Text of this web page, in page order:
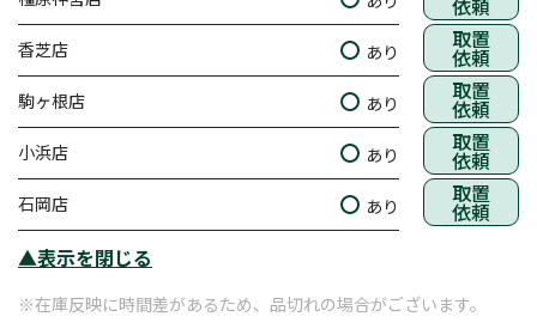
依頼
香芝店 あり 取置
依頼
駒ヶ根店 あり 取置
依頼
小浜店 あり 取置
依頼
石岡店 あり 取置
依頼
▲表示を閉じる
※在庫反映に時間差があるため、品切れの場合がございます。